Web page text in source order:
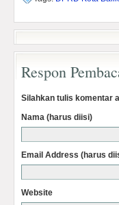
Respon
Silahkan tulis komentar
Nama (harus diisi)
Email Address (harus
Website